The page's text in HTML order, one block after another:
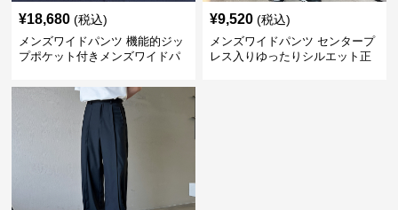
¥18,680 (税込)
メンズワイドパンツ 機能的ジッ
プポケット付きメンズワイドパ
¥9,520 (税込)
メンズワイドパンツ センタープ
レス入りゆったりシルエット正